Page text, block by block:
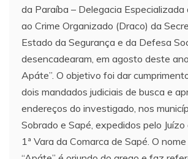
da Paraíba – Delegacia Especializada
ao Crime Organizado (Draco) da
Estado da Segurança e da Defesa
desencadearam, em agosto deste
Apáte”. O objetivo foi dar
dois mandados judiciais de busca e
endereços do investigado, nos
Sobrado e Sapé, expedidos pelo
1ª Vara da Comarca de Sapé. O